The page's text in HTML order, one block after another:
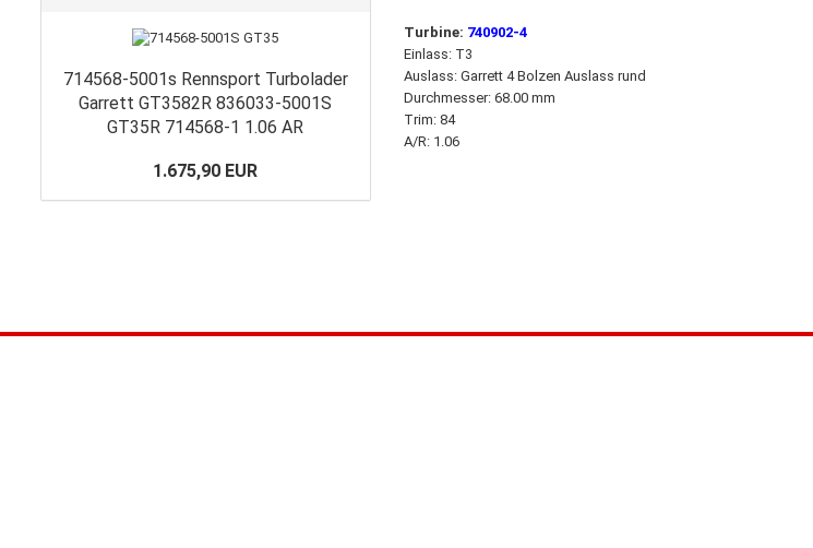
Turbine: 740902-4
Einlass: T3
Auslass: Garrett 4 Bolzen Auslass rund
Durchmesser: 68.00 mm
Trim: 84
A/R: 1.06
714568-5001s Rennsport Turbolader
Garrett GT3582R 836033-5001S
GT35R 714568-1 1.06 AR
1.675,90 EUR